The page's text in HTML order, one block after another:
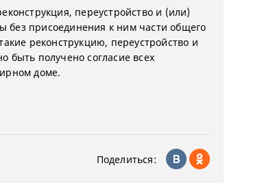
переустройство и (или)
присоединения к ним части общего
реконструкцию, переустройство и
получено согласие всех
доме.
Поделиться: